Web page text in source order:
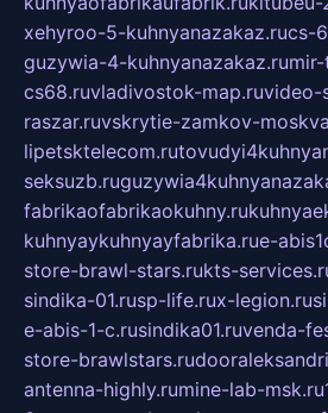
xehyroo-5-kuhnyanazakaz.rucs-
guzywia-4-kuhnyanazakaz.ru
cs68.ruvladivostok-map.ruvideo-
raszar.ruvskrytie-zamkov-
lipetsktelecom.ru
seksuzb.ru
fabrikaofabrikaokuhny.ru
kuhnyaykuhnyayfabrika.rue-
store-brawl-stars.rukts-
sindika-01.rusp-life.rux-legion.ru
e-abis-1-c.rusindika01.ruvenda-
store-brawlstars.ru
antenna-highly.rumine-lab-msk.ru